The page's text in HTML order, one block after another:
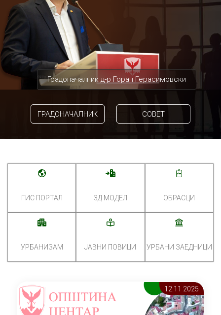
Градоначалник д-р Горан Герасимовски
ГРАДОНАЧАЛНИК СОВЕТ
ГИС ПОРТАЛ 3Д МОДЕЛ ОБРАСЦИ
УРБАНИЗАМ ЈАВНИ ПОВИЦИ УРБАНИ ЗАЕДНИЦИ
12.11 2025